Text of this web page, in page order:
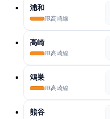
浦和
JR高崎線
高崎
JR高崎線
鴻巣
JR高崎線
熊谷